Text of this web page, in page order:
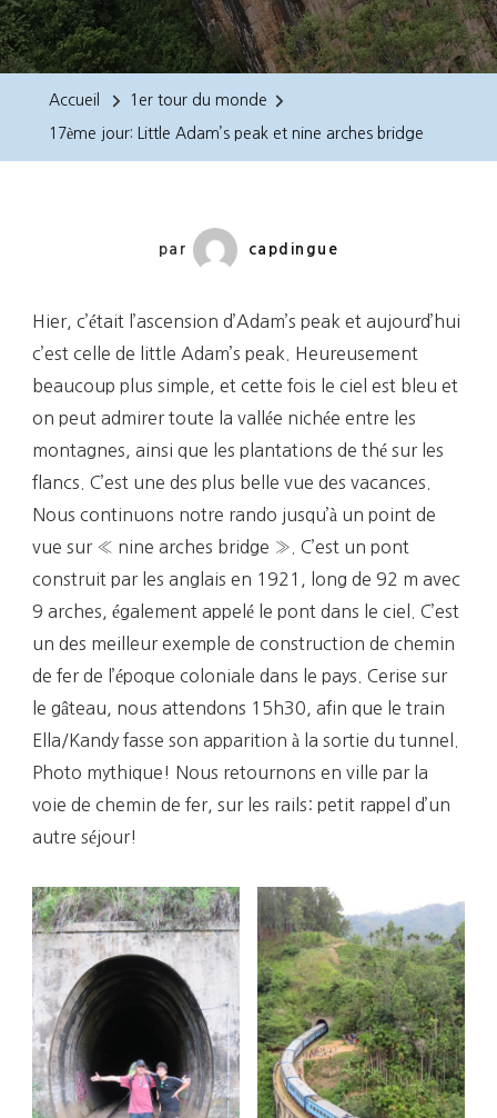
17ème
Jour:
Arches
Accueil 1er tour du monde
17ème jour: Little Adam’s peak et nine arches bridge
par capdingue
Hier, c’était l’ascension d’Adam’s peak et aujourd’hui
c’est celle de little Adam’s peak. Heureusement
beaucoup plus simple, et cette fois le ciel est bleu et
on peut admirer toute la vallée nichée entre les
montagnes, ainsi que les plantations de thé sur les
flancs. C’est une des plus belle vue des vacances.
Nous continuons notre rando jusqu’à un point de
vue sur « nine arches bridge ». C’est un pont
construit par les anglais en 1921, long de 92 m avec
9 arches, également appelé le pont dans le ciel. C’est
un des meilleur exemple de construction de chemin
de fer de l’époque coloniale dans le pays. Cerise sur
le gâteau, nous attendons 15h30, afin que le train
Ella/Kandy fasse son apparition à la sortie du tunnel.
Photo mythique! Nous retournons en ville par la
voie de chemin de fer, sur les rails: petit rappel d’un
autre séjour!